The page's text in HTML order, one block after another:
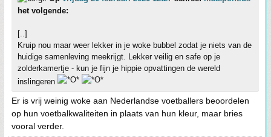
het volgende:
[..]
Kruip nou maar weer lekker in je woke bubbel zodat je niets van de
huidige samenleving meekrijgt. Lekker veilig en safe op je
zolderkamertje - kun je fijn je hippie opvattingen de wereld
inslingeren
Er is vrij weinig woke aan Nederlandse voetballers beoordelen
op hun voetbalkwaliteiten in plaats van hun kleur, maar bries
vooral verder.